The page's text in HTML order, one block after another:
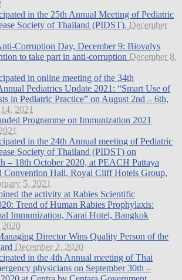
in the 25th Annual Meeting of Pediatric
Society of Thailand (PIDST). December
Corruption Day, December 9: Biovalys
to take part in anti-corruption December 8,
in online meeting of the 34th
Pediatrics Update 2021: “Smart Use of
in Pediatric Practice” on August 2nd – 6th,
2021
Programme on Immunization 2021
in the 24th Annual meeting of Pediatric
Society of Thailand (PIDST) on
– 18th October 2020, at PEACH Pattaya
Convention Hall, Royal Cliff Hotels Group,
5, 2021
the activity at Rabies Scientific
Trend of Human Rabies Prophylaxis:
Immunization, Narai Hotel, Bangkok
2020
Director Wins Quality Person of the
December 2, 2020
in the 4th Annual meeting of Thai
physicians on September 30th –